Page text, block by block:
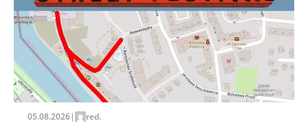
Zapamiętaj moje dane w tej przeglądarce podczas
pisania kolejnych komentarzy.
05.08.2026| red.